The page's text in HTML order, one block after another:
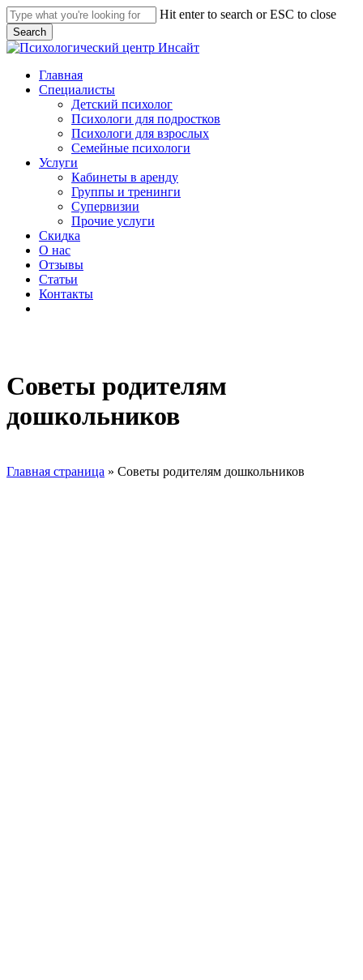
Skip
to
main
content
Hit enter to search or ESC to close
Search
Close
Menu
Главная
Специалисты
Детский психолог
Психологи для подростков
Психологи для взрослых
Семейные психологи
Услуги
Кабинеты в аренду
Группы и тренинги
Супервизии
Прочие услуги
Скидка
О нас
Отзывы
Статьи
Контакты
Советы родителям
дошкольников
Главная страница » Советы родителям дошкольников